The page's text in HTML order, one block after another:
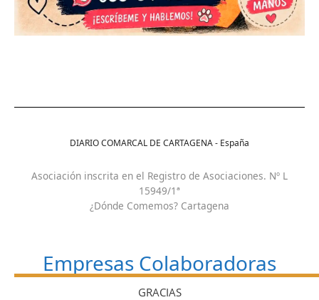
DIARIO COMARCAL DE CARTAGENA - España
Asociación inscrita en el Registro de Asociaciones. Nº L
15949/1ª
¿Dónde Comemos? Cartagena
Empresas Colaboradoras
GRACIAS